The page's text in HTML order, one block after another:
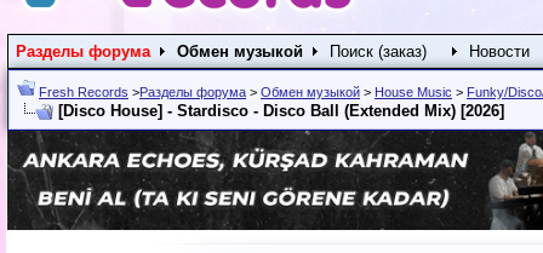
Разделы форума Обмен музыкой Поиск (заказ) Новости
Fresh Records >Разделы форума > Обмен музыкой > House Music > Funky/
[Disco House] - Stardisco - Disco Ball (Extended Mix) [2026]